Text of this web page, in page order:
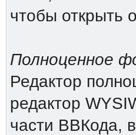
чтобы открыть
Полноценное
Редактор
редактор
части ВВКода,